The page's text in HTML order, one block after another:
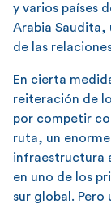
y varios países
Arabia Saudita,
de las
En cierta
reiteración de
por competir
ruta, un
infraestructura
en uno de los
sur global. Pero